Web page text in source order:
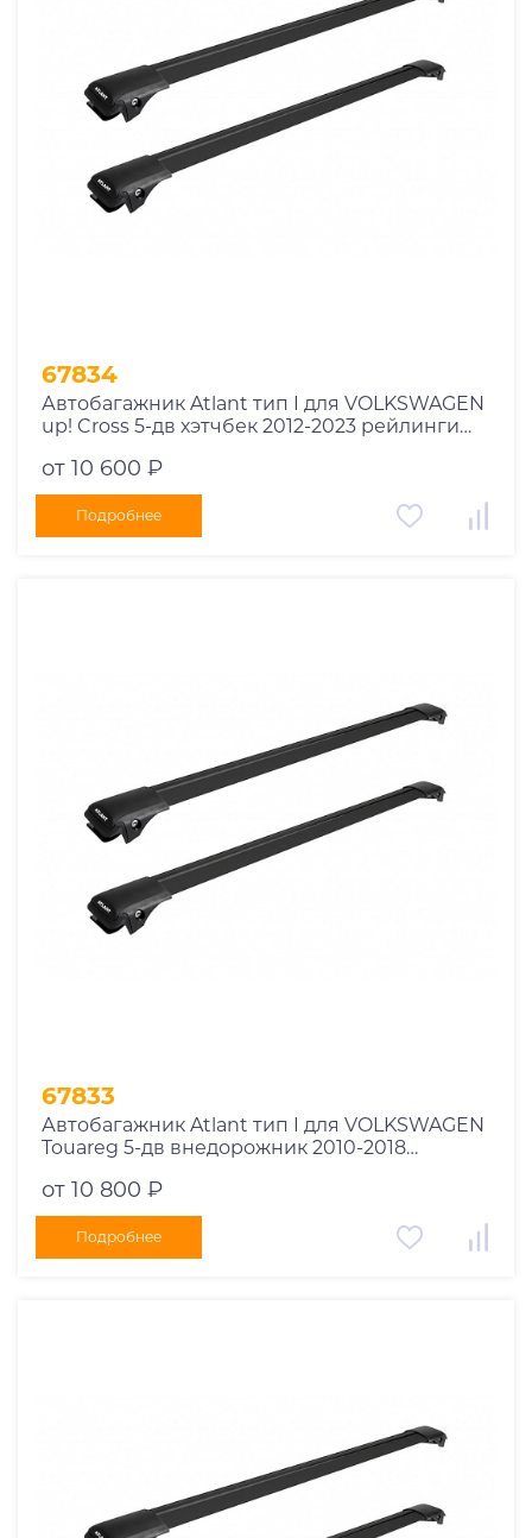
67834
Автобагажник Atlant тип I для VOLKSWAGEN
up! Cross 5-дв хэтчбек 2012-2023 рейлинги
от 10 600 ₽
Подробнее
67833
Автобагажник Atlant тип I для VOLKSWAGEN
Touareg 5-дв внедорожник 2010-2018
10002+11116+11115
от 10 800 ₽
Подробнее